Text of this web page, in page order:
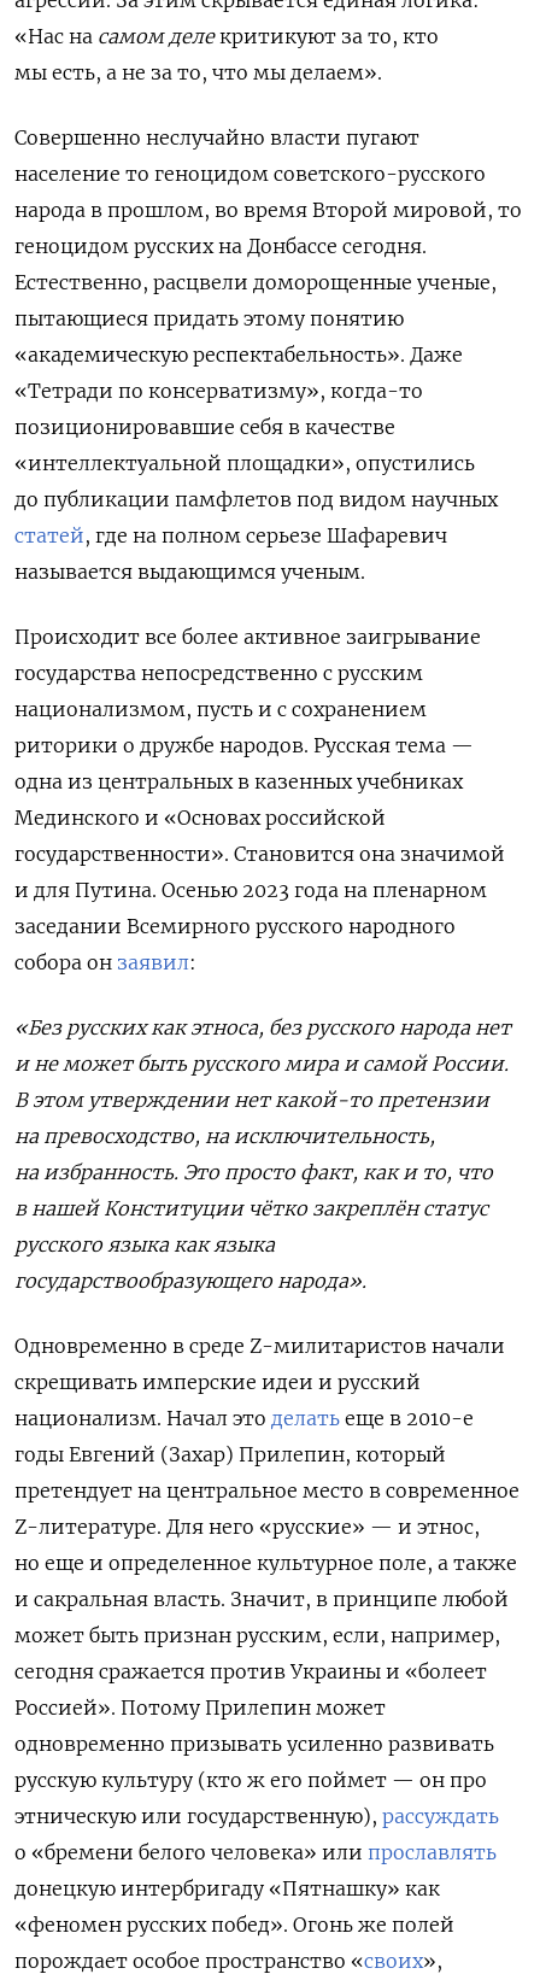
«Нас на самом делекритикуют за то, кто
мы есть, а не за то, что мы делаем».
Совершенно неслучайно власти пугают
население то геноцидом советского-русского
народа в прошлом, во время Второй мировой, то
геноцидом русских на Донбассе сегодня.
Естественно, расцвели доморощенные ученые,
пытающиеся придать этому понятию
«академическую респектабельность». Даже
«Тетради по консерватизму», когда-то
позиционировавшие себя в качестве
«интеллектуальной площадки», опустились
до публикации памфлетов под видом научных
статей, где на полном серьезе Шафаревич
называется выдающимся ученым.
Происходит все более активное заигрывание
государства непосредственно с русским
национализмом, пусть и с сохранением
риторики о дружбе народов. Русская тема —
одна из центральных в казенных учебниках
Мединского и «Основах российской
государственности». Становится она значимой
и для Путина. Осенью 2023 года на пленарном
заседании Всемирного русского народного
собора он заявил:
«Без русских как этноса, без русского народа нет
и не может быть русского мира и самой России.
В этом утверждении нет какой-то претензии
на превосходство, на исключительность,
на избранность. Это просто факт, как и то, что
в нашей Конституции чётко закреплён статус
русского языка как языка
государствообразующего народа».
Одновременно в среде Z-милитаристов начали
скрещивать имперские идеи и русский
национализм. Начал это делать еще в 2010-е
годы Евгений (Захар) Прилепин, который
претендует на центральное место в современное
Z-литературе. Для него «русские» — и этнос,
но еще и определенное культурное поле, а также
и сакральная власть. Значит, в принципе любой
может быть признан русским, если, например,
сегодня сражается против Украины и «болеет
Россией». Потому Прилепин может
одновременно призывать усиленно развивать
русскую культуру (кто ж его поймет — он про
этническую или государственную), рассуждать
о «бремени белого человека» или прославлять
донецкую интербригаду «Пятнашку» как
«феномен русских побед». Огонь же полей
порождает особое пространство «своих»,